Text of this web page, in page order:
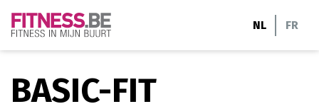
NL FR
BASIC-FIT